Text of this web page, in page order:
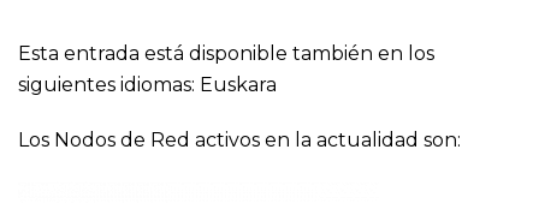
Esta entrada está disponible también en los
siguientes idiomas: Euskara
Los Nodos de Red activos en la actualidad son: